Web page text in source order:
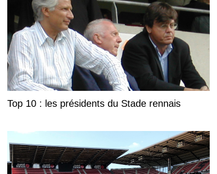
Top 10 : les présidents du Stade rennais